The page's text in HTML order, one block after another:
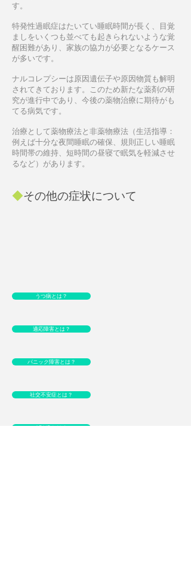
す。
特発性過眠症はたいてい睡眠時間が長く、目覚
ましをいくつも並べても起きられないような覚
醒困難があり、家族の協力が必要となるケース
が多いです。
ナルコレプシーは原因遺伝子や原因物質も解明
されてきております。このため新たな薬剤の研
究が進行中であり、今後の薬物治療に期待がも
てる病気です。
治療として薬物療法と非薬物療法（生活指導：
例えば十分な夜間睡眠の確保、規則正しい睡眠
時間帯の維持、短時間の昼寝で眠気を軽減させ
るなど）があります。
◆その他の症状について
うつ病とは？
適応障害とは？
パニック障害とは？
社交不安症とは？
ADHDとは？